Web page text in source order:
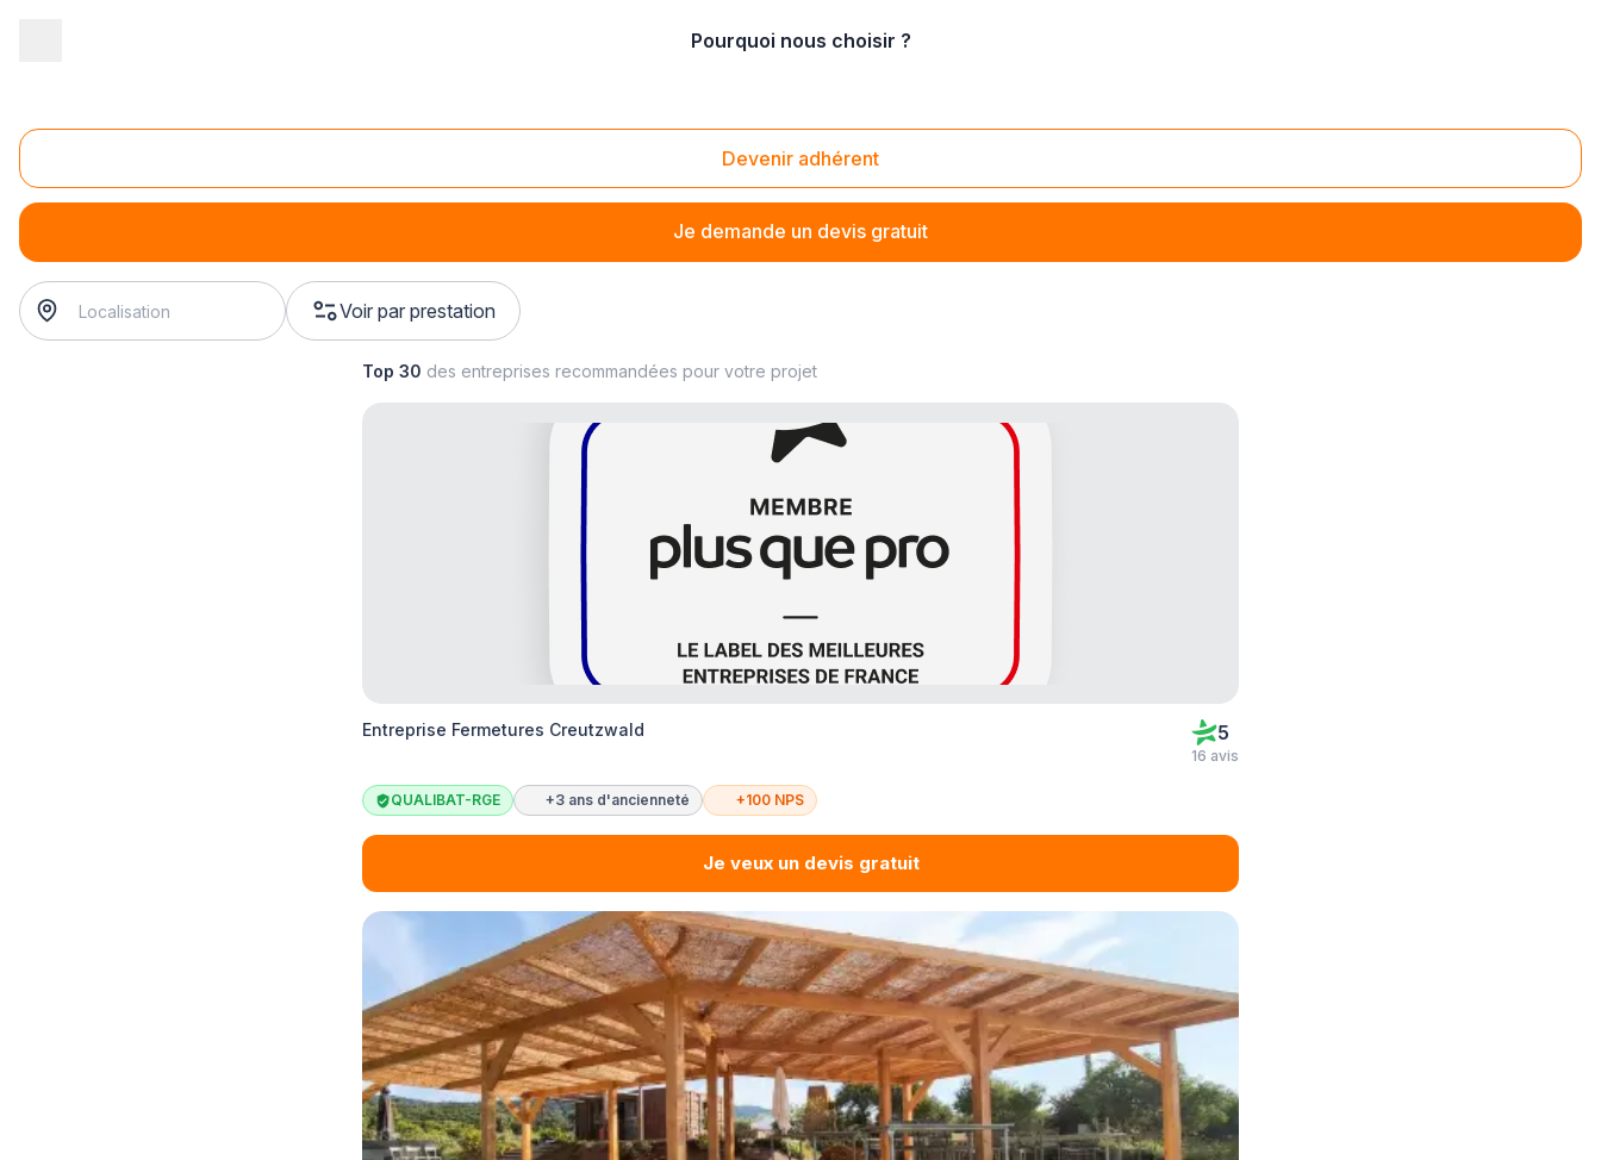
Pourquoi nous choisir ?
Devenir adhérent
Je demande un devis gratuit
Installation de porte de garage acier
installation de porte de garage acier
Voir par prestation
Top 30 des entreprises recommandées pour votre projet
Entreprise Fermetures Creutzwald 5
16 avis
QUALIBAT-RGE +3 ans d'ancienneté +100 NPS
Je veux un devis gratuit